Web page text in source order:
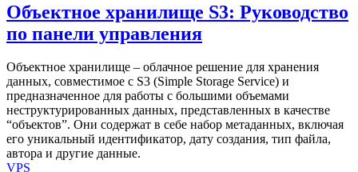
Объектное хранилище S3: Руководство
по панели управления
Объектное хранилище – облачное решение для хранения
данных, совместимое с S3 (Simple Storage Service) и
предназначенное для работы с большими объемами
неструктурированных данных, представленных в качестве
“объектов”. Они содержат в себе набор метаданных, включая
его уникальный идентификатор, дату создания, тип файла,
автора и другие данные.
VPS